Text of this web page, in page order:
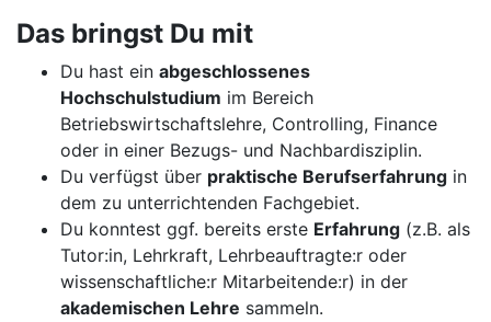
Das bringst Du mit
Du hast ein abgeschlossenes
Hochschulstudium im Bereich
Betriebswirtschaftslehre, Controlling, Finance
oder in einer Bezugs- und Nachbardisziplin.
Du verfügst über praktische Berufserfahrung in
dem zu unterrichtenden Fachgebiet.
Du konntest ggf. bereits erste Erfahrung (z.B. als
Tutor:in, Lehrkraft, Lehrbeauftragte:r oder
wissenschaftliche:r Mitarbeitende:r) in der
akademischen Lehre sammeln.